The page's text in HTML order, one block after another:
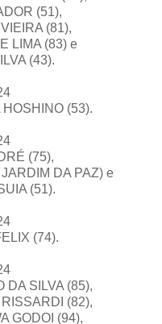
(51),
(81),
LIMA (83) e
(43).
(53).
(75),
DA PAZ) e
(51).
(74).
DA SILVA (85),
(82),
GODOI (94),